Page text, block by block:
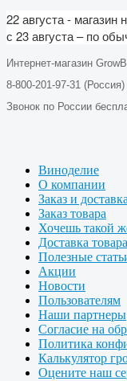
22 августа - магазин
с 23 августа – по
Интернет-магазин
8-800-201-97-31 (Россия)
Звонок по России
Виноделие
О компании
Заказ и
Заказ товара
Хочешь такой
Доставка товара
Полезные
Акции
Новости
Пользователям
Наши партнеры
Согласие на
Политика
Калькулятор
Оцените наш